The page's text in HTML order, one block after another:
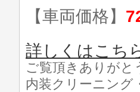
【車両価格】
詳しくはこち
ご覧頂きありがと
内装クリーニング